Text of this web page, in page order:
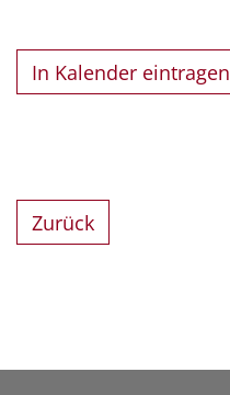
In Kalender eintragen
Zurück